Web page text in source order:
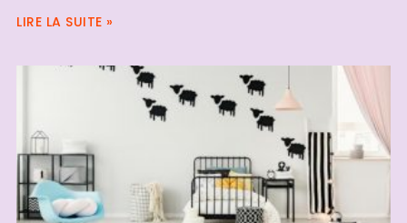
LIRE LA SUITE »